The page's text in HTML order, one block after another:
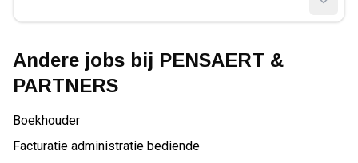
Andere jobs bij PENSAERT &
PARTNERS
Boekhouder
Facturatie administratie bediende